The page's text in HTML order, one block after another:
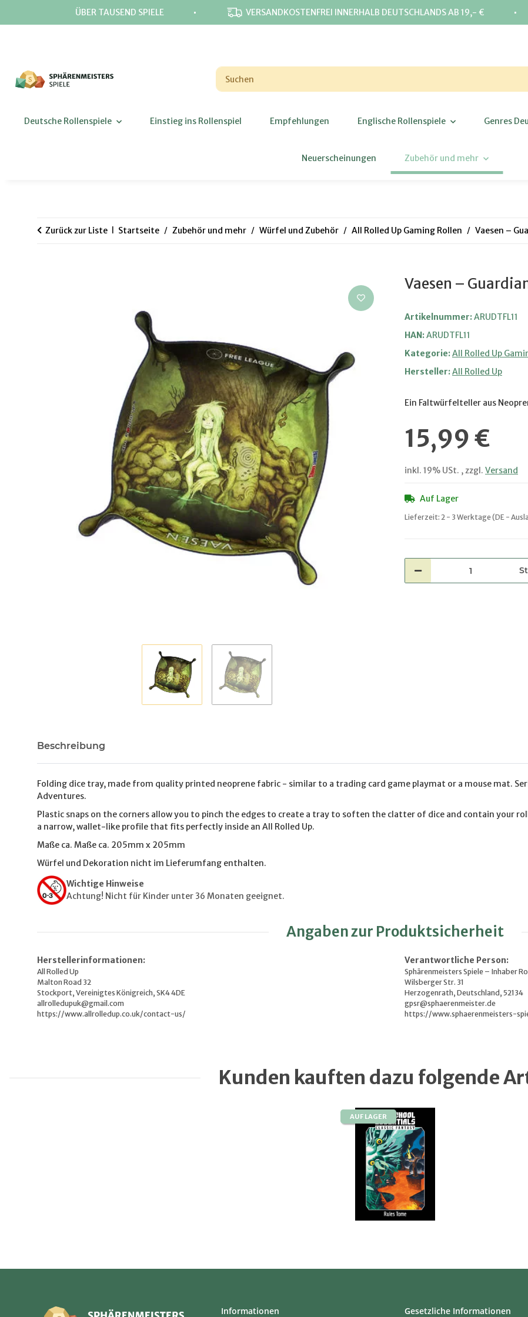
ÜBER TAUSEND SPIELE ⋅ VERSANDKOSTENFREI INNERHALB DEUTSCHLANDS AB 19,- € ⋅
Deutsche Rollenspiele Einstieg ins Rollenspiel Empfehlungen Englische Rollenspiele Genres
Neuerscheinungen Zubehör und mehr
Zurück zur Liste Startseite Zubehör und mehr Würfel und Zubehör All Rolled Up Gaming Rollen Vaesen –
Vaesen –
Artikelnummer:ARUDTFL11
HAN:ARUDTFL11
Kategorie:All Rolled Up
Hersteller:All Rolled Up
Ein Faltwürfelteller aus
15,99 €
inkl. 19% USt. , zzgl. Versand
Auf Lager
Lieferzeit: 2 - 3 Werktage(DE -
Beschreibung
Folding dice tray, made from quality printed neoprene fabric - similar to a trading card game playmat or a mouse mat.
Adventures.
Plastic snaps on the corners allow you to pinch the edges to create a tray to soften the clatter of dice and contain your
a narrow, wallet-like profile that fits perfectly inside an All Rolled Up.
Maße ca. Maße ca. 205mm x 205mm
Würfel und Dekoration nicht im Lieferumfang enthalten.
Wichtige Hinweise
Achtung! Nicht für Kinder unter 36 Monaten geeignet.
Angaben zur Produktsicherheit
Herstellerinformationen:
All Rolled Up
Malton Road 32
Stockport, Vereinigtes Königreich, SK4 4DE
allrolledupuk@gmail.com
https://www.allrolledup.co.uk/contact-us/
Verantwortliche Person:
Sphärenmeisters Spiele – Inhaber
Wilsberger Str. 31
Herzogenrath, Deutschland, 52134
gpsr@sphaerenmeister.de
https://www.sphaerenmeisters-
Kunden kauften dazu folgende
AUF LAGER
Informationen Gesetzliche Informationen